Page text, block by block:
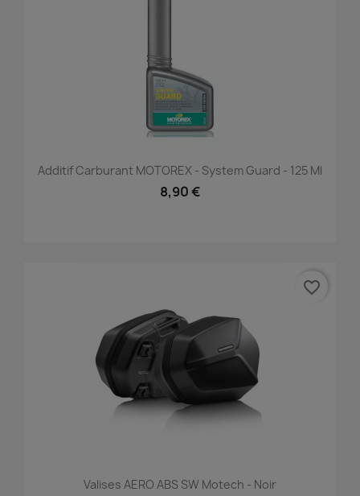
Additif Carburant MOTOREX - System Guard - 125 Ml
8,90 €
Valises AERO ABS SW Motech - Noir
favorite_border